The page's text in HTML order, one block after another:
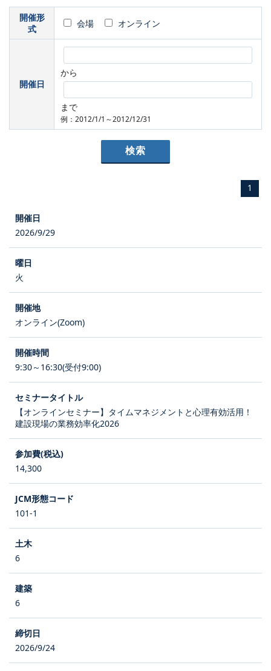
開催形
式
会場 オンライン
開催日
から
まで
例：2012/1/1～2012/12/31
1
2026/9/29
火
オンライン(Zoom)
9:30～16:30(受付9:00)
【オンラインセミナー】タイムマネジメントと心理有効活用！
建設現場の業務効率化2026
14,300
101-1
6
6
2026/9/24